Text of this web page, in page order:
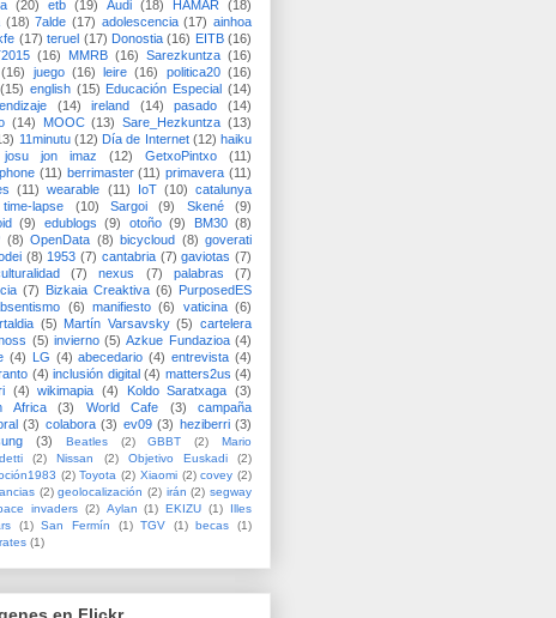
(20) etb (19) Audi (18) HAMAR
(18)
(18) 7alde (17) adolescencia (17) ainhoa
(17) teruel (17) Donostia (16) EITB (16)
(16) MMRB (16) Sarezkuntza (16)
(16) juego (16) leire (16) politica20 (16)
(15) english (15) Educación Especial (14)
(14) ireland (14) pasado
(14)
(14) MOOC (13) Sare_Hezkuntza (13)
11minutu (12) Día de Internet (12) haiku
josu jon imaz (12) GetxoPintxo
(11)
(11) berrimaster (11) primavera (11)
(11) wearable (11) IoT (10) catalunya
time-lapse (10) Sargoi (9) Skené
(9)
(9) edublogs (9) otoño (9) BM30 (8)
(8) OpenData (8) bicycloud (8) goverati
(8) 1953 (7) cantabria (7) gaviotas (7)
(7) nexus (7) palabras
(7)
(7) Bizkaia Creaktiva (6) PurposedES
(6) manifiesto (6) vaticina (6)
(5) Martín Varsavsky (5) cartelera
(5) invierno (5) Azkue Fundazioa (4)
(4) LG (4) abecedario (4) entrevista (4)
(4) inclusión digital (4) matters2us (4)
(4) wikimapia (4) Koldo Saratxaga (3)
Africa
(3) World Cafe (3)
campaña
(3) colabora (3) ev09 (3) heziberri (3)
(3) Beatles (2) GBBT (2)
Mario
(2) Nissan (2) Objetivo Euskadi
(2)
(2) Toyota (2) Xiaomi (2) covey (2)
(2) geolocalización (2) irán (2) segway
invaders (2) Aylan (1) EKIZU (1)
Illes
(1) San Fermín (1) TGV (1) becas
(1)
(1)
en Flickr